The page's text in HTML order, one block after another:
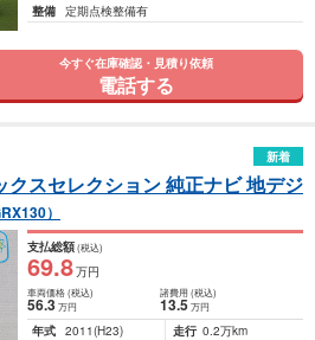
整備 定期点検整備有
今すぐ在庫確認・見積り依頼
電話する
新着
クスセレクション 純正ナビ 地デジ
）
支払総額(税込)
69.8万円
車両価格(税込)
56.3万円
諸費用 (税込)
13.5 万円
年式 2011(H23) 走行 0.2万km